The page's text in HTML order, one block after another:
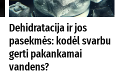
Dehidratacija ir jos
pasekmės: kodėl svarbu
gerti pakankamai
vandens?